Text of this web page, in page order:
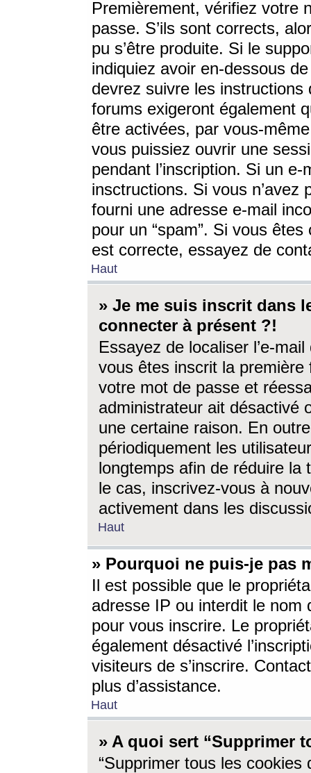
Premièrement, vérifiez votre
passe. S’ils sont corrects,
pu s’être produite. Si le
indiquiez avoir en-dessous
devrez suivre les
forums exigeront également
être activées, par vous-
vous puissiez ouvrir une
pendant l’inscription. Si un
insctructions. Si vous n’avez
fourni une adresse e-mail
pour un “spam”. Si vous
est correcte, essayez de
Haut
» Je me suis inscrit dans
connecter à présent ?!
Essayez de localiser l’e-
vous êtes inscrit la première
votre mot de passe et
administrateur ait désactivé
une certaine raison. En
périodiquement les
longtemps afin de réduire la
le cas, inscrivez-vous à
activement dans les
Haut
» Pourquoi ne puis-je pas
Il est possible que le
adresse IP ou interdit le nom
pour vous inscrire. Le
également désactivé
visiteurs de s’inscrire.
plus d’assistance.
Haut
» A quoi sert “Supprimer
“Supprimer tous les cookies